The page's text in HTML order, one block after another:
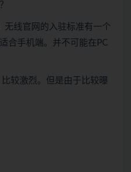
线官网的入驻标准有一个
合手机端。并不可能在PC
较激烈。但是由于比较曝